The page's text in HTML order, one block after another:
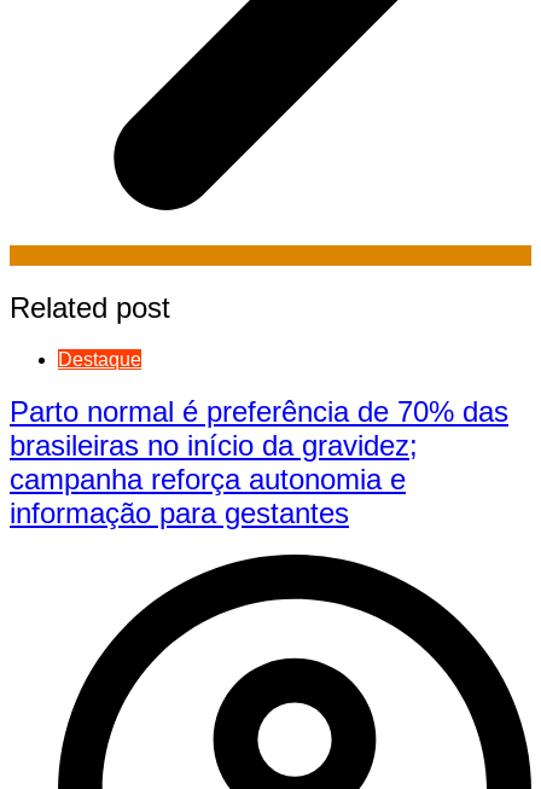
Related post
Destaque
Parto normal é preferência de 70% das
brasileiras no início da gravidez;
campanha reforça autonomia e
informação para gestantes